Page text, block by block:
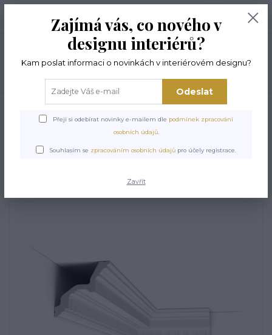
Menu
0,00 Kč
Zajímá vás, co nového v
designu interiérů?
Kam poslat informaci o novinkách v interiérovém designu?
Odeslat
Přeji si odebírat novinky e-mailem dle podmínek zpracování
osobních údajů.
Souhlasím se zpracováním osobních údajů pro účely registrace.
Zavřít